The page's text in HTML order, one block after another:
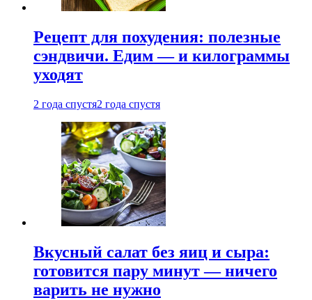
Рецепт для похудения: полезные
сэндвичи. Едим — и килограммы
уходят
2 года спустя2 года спустя
Вкусный салат без яиц и сыра:
готовится пару минут — ничего
варить не нужно